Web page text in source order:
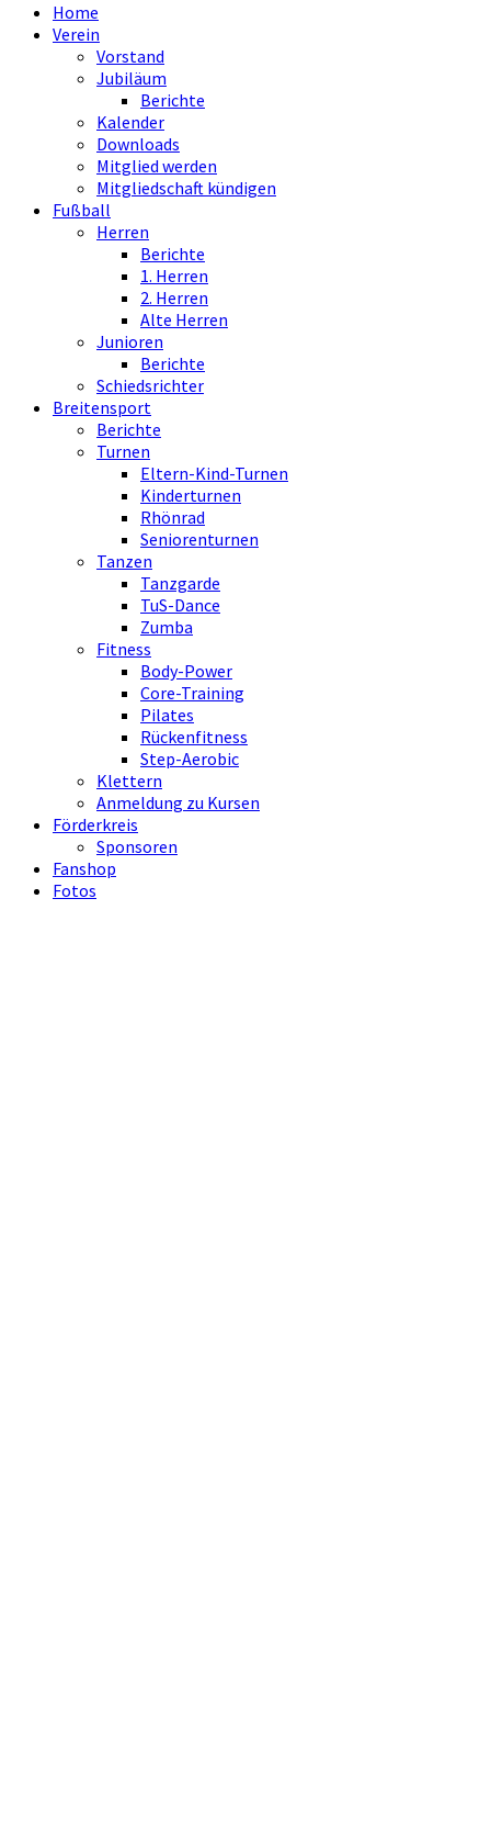
Home
Verein
Vorstand
Jubiläum
Berichte
Kalender
Downloads
Mitglied werden
Mitgliedschaft kündigen
Fußball
Herren
Berichte
1. Herren
2. Herren
Alte Herren
Junioren
Berichte
Schiedsrichter
Breitensport
Berichte
Turnen
Eltern-Kind-Turnen
Kinderturnen
Rhönrad
Seniorenturnen
Tanzen
Tanzgarde
TuS-Dance
Zumba
Fitness
Body-Power
Core-Training
Pilates
Rückenfitness
Step-Aerobic
Klettern
Anmeldung zu Kursen
Förderkreis
Sponsoren
Fanshop
Fotos